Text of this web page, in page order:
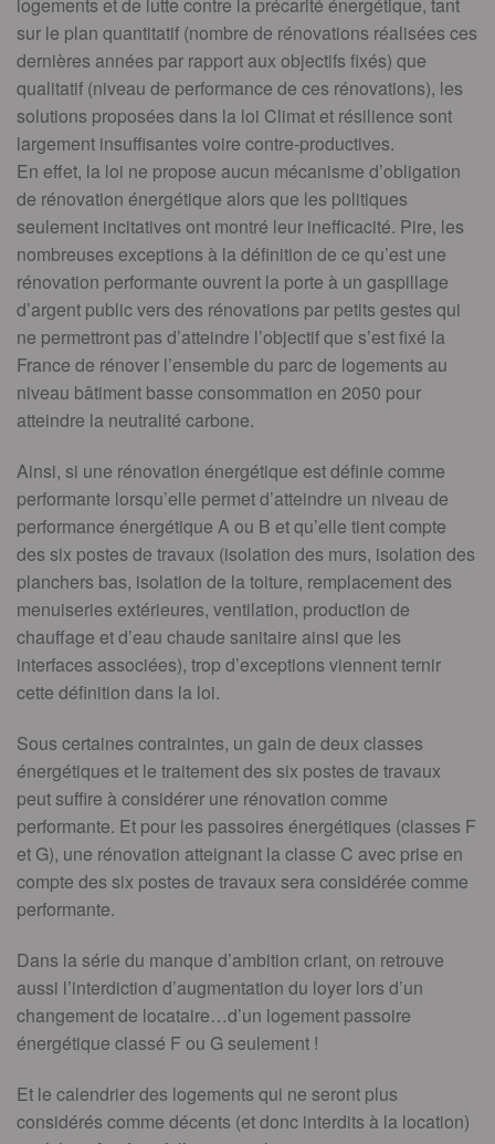
sur le plan quantitatif (nombre de rénovations réalisées ces
dernières années par rapport aux objectifs fixés) que
qualitatif (niveau de performance de ces rénovations), les
solutions proposées dans la loi Climat et résilience sont
largement insuffisantes voire contre-productives.
En effet, la loi ne propose aucun mécanisme d’obligation
de rénovation énergétique alors que les politiques
seulement incitatives ont montré leur inefficacité. Pire, les
nombreuses exceptions à la définition de ce qu’est une
rénovation performante ouvrent la porte à un gaspillage
d’argent public vers des rénovations par petits gestes qui
ne permettront pas d’atteindre l’objectif que s’est fixé la
France de rénover l’ensemble du parc de logements au
niveau bâtiment basse consommation en 2050 pour
atteindre la neutralité carbone.
Ainsi, si une rénovation énergétique est définie comme
performante lorsqu’elle permet d’atteindre un niveau de
performance énergétique A ou B et qu’elle tient compte
des six postes de travaux (isolation des murs, isolation des
planchers bas, isolation de la toiture, remplacement des
menuiseries extérieures, ventilation, production de
chauffage et d’eau chaude sanitaire ainsi que les
interfaces associées), trop d’exceptions viennent ternir
cette définition dans la loi.
Sous certaines contraintes, un gain de deux classes
énergétiques et le traitement des six postes de travaux
peut suffire à considérer une rénovation comme
performante. Et pour les passoires énergétiques (classes F
et G), une rénovation atteignant la classe C avec prise en
compte des six postes de travaux sera considérée comme
performante.
Dans la série du manque d’ambition criant, on retrouve
aussi l’interdiction d’augmentation du loyer lors d’un
changement de locataire…d’un logement passoire
énergétique classé F ou G seulement !
Et le calendrier des logements qui ne seront plus
considérés comme décents (et donc interdits à la location)